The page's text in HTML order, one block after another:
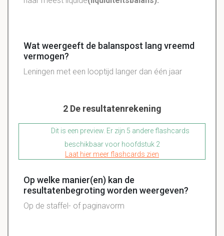
Wat weergeeft de balanspost lang vreemd
vermogen?
Leningen met een looptijd langer dan één jaar
2 De resultatenrekening
Dit is een preview. Er zijn 5 andere flashcards
beschikbaar voor hoofdstuk 2
Laat hier meer flashcards zien
Op welke manier(en) kan de
resultatenbegroting worden weergeven?
Op de staffel- of paginavorm